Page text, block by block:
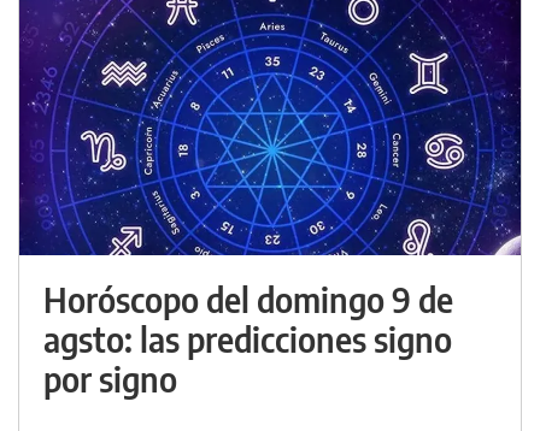
Horóscopo del domingo 9 de
agsto: las predicciones signo
por signo